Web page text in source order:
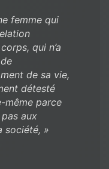
femme qui
qui n’a
de sa vie,
détesté
même parce
pas aux
société, »